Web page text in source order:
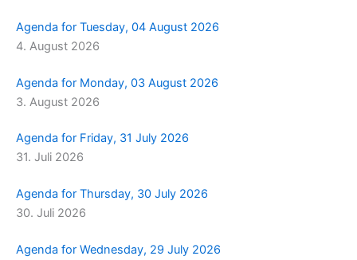
Agenda for Tuesday, 04 August 2026
4. August 2026
Agenda for Monday, 03 August 2026
3. August 2026
Agenda for Friday, 31 July 2026
31. Juli 2026
Agenda for Thursday, 30 July 2026
30. Juli 2026
Agenda for Wednesday, 29 July 2026